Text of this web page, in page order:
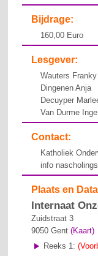
Bijdrage:
160,00 Euro
Lesgever:
Wauters Franky
Dingenen Anja
Decuyper
Van Durme Inge
Contact:
Katholiek
info
Plaats en
Internaat
Zuidstraat 3
9050 Gent (Kaart)
Reeks 1: